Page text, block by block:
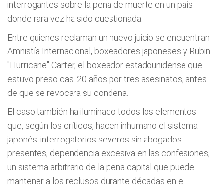
interrogantes sobre la pena de muerte en un país
donde rara vez ha sido cuestionada.
Entre quienes reclaman un nuevo juicio se encuentran
Amnistía Internacional, boxeadores japoneses y Rubin
"Hurricane" Carter, el boxeador estadounidense que
estuvo preso casi 20 años por tres asesinatos, antes
de que se revocara su condena.
El caso también ha iluminado todos los elementos
que, según los críticos, hacen inhumano el sistema
japonés: interrogatorios severos sin abogados
presentes, dependencia excesiva en las confesiones,
un sistema arbitrario de la pena capital que puede
mantener a los reclusos durante décadas en el